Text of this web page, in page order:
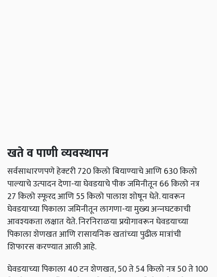
खते व पाणी व्‍यवस्‍थापन
सर्वसाधारणपणे हेक्‍टरी 720 किलो बियाण्‍याचे आणि 630 किलो
पाल्‍याचे उत्‍पादन देणा-या घेवडयाचे पीक जमिनीतून 66 किलो नत्र
27 किलो स्‍फूरद आणि 55 किलो पालाश शोषून घेते. यावरून
घेवडयाच्‍या पिकाला जमिनीतून लागणा-या मुख्‍य अन्‍नघटकाची
आवश्‍यकता लक्षात येते. निरनिराळया प्रयोगावरून घेवडयाच्‍या
पिकाला शेणखत आणि रासायनिक खतांच्‍या पुढील मात्रांची
शिफारस करण्‍यात आली आहे.
घेवडयाच्‍या पिकाला 40 टन शेणखत, 50 ते 54 किलो नत्र 50 ते 100